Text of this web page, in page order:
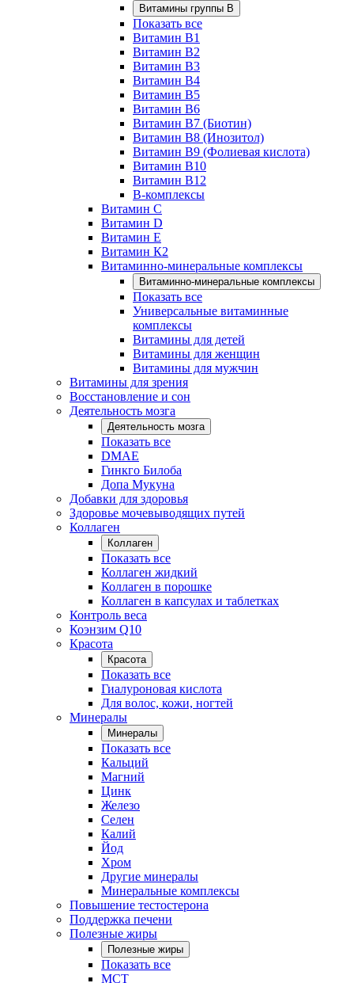
Витамины группы B
Показать все
Витамин B1
Витамин B2
Витамин B3
Витамин B4
Витамин B5
Витамин B6
Витамин B7 (Биотин)
Витамин B8 (Инозитол)
Витамин B9 (Фолиевая кислота)
Витамин B10
Витамин B12
B-комплексы
Витамин C
Витамин D
Витамин E
Витамин К2
Витаминно-минеральные комплексы
Витаминно-минеральные комплексы
Показать все
Универсальные витаминные
комплексы
Витамины для детей
Витамины для женщин
Витамины для мужчин
Витамины для зрения
Восстановление и сон
Деятельность мозга
Деятельность мозга
Показать все
DMAE
Гинкго Билоба
Допа Мукуна
Добавки для здоровья
Здоровье мочевыводящих путей
Коллаген
Коллаген
Показать все
Коллаген жидкий
Коллаген в порошке
Коллаген в капсулах и таблетках
Контроль веса
Коэнзим Q10
Красота
Красота
Показать все
Гиалуроновая кислота
Для волос, кожи, ногтей
Минералы
Минералы
Показать все
Кальций
Магний
Цинк
Железо
Селен
Калий
Йод
Хром
Другие минералы
Минеральные комплексы
Повышение тестостерона
Поддержка печени
Полезные жиры
Полезные жиры
Показать все
MCT